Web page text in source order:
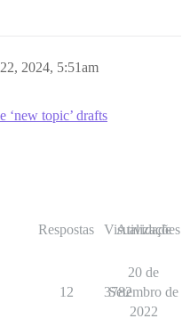
2024, 5:51am
topic’ drafts
Respostas Visualizações
Atividade
12 3782
20 de
Setembro de
2022